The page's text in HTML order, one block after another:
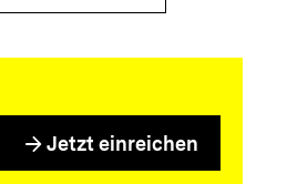
arrow_forward Jetzt einreichen